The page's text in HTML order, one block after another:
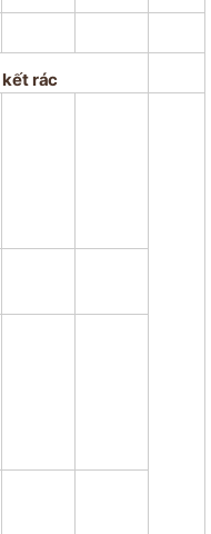
kết rác